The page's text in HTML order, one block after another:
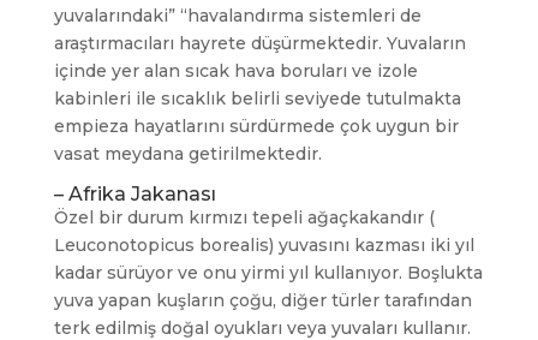
yuvalarındaki” “havalandırma sistemleri de
araştırmacıları hayrete düşürmektedir. Yuvaların
içinde yer alan sıcak hava boruları ve izole
kabinleri ile sıcaklık belirli seviyede tutulmakta
empieza hayatlarını sürdürmede çok uygun bir
vasat meydana getirilmektedir.
– Afrika Jakanası
Özel bir durum kırmızı tepeli ağaçkakandır (
Leuconotopicus borealis) yuvasını kazması iki yıl
kadar sürüyor ve onu yirmi yıl kullanıyor. Boşlukta
yuva yapan kuşların çoğu, diğer türler tarafından
terk edilmiş doğal oyukları veya yuvaları kullanır.